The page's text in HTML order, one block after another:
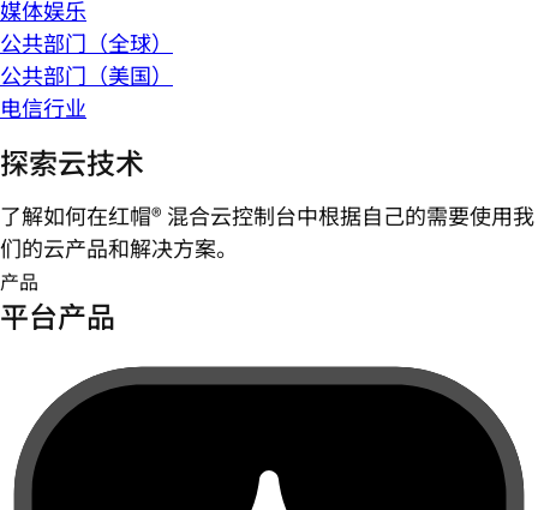
媒体娱乐
公共部门（全球）
公共部门（美国）
电信行业
探索云技术
了解如何在红帽® 混合云控制台中根据自己的需要使用我
们的云产品和解决方案。
产品
平台产品